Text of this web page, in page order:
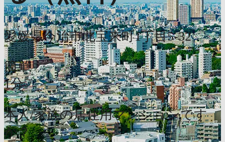
愛媛県今治市北宝来町1丁目5-32
簡単
1分
本人/家族の居住用マンションです
か？